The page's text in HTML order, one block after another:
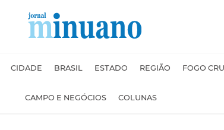
CIDADE BRASIL ESTADO REGIÃO FOGO
CAMPO E NEGÓCIOS COLUNAS